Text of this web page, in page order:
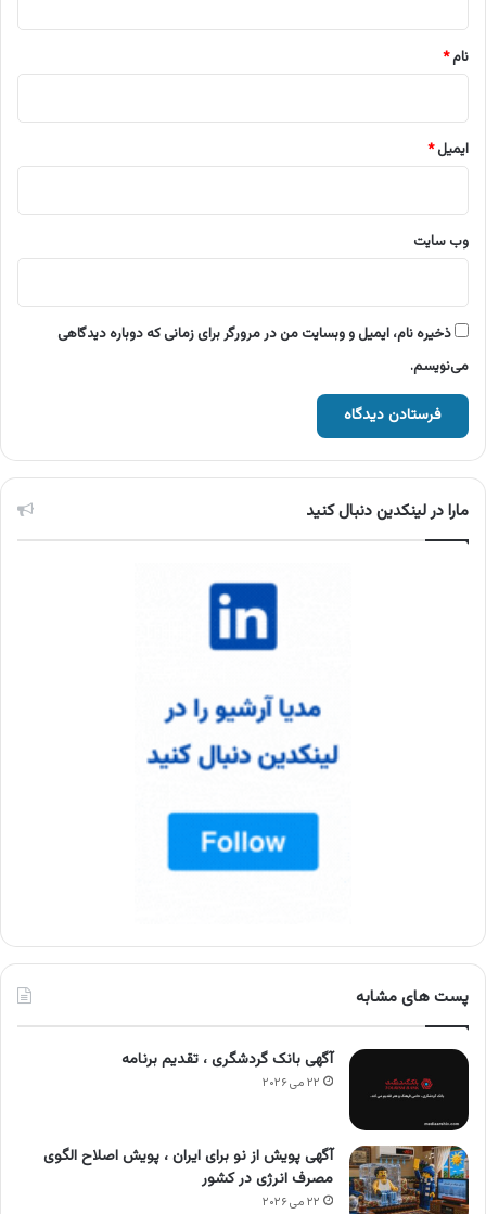
نام*
ایمیل*
وب‌ سایت
ذخیره نام، ایمیل و وبسایت من در مرورگر برای زمانی که دوباره دیدگاهی
می‌نویسم.
مارا در لینکدین دنبال کنید
پست های مشابه
آگهی بانک گردشگری ، تقدیم برنامه
۲۲ می ۲۰۲۶
آگهی پویش از نو برای ایران ، پویش اصلاح الگوی
مصرف انرژی در کشور
۲۲ می ۲۰۲۶